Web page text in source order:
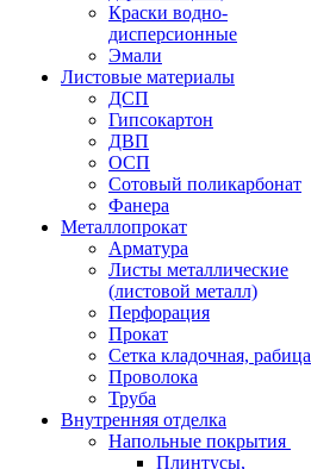
Краски водно-
дисперсионные
Эмали
Листовые материалы
ДСП
Гипсокартон
ДВП
ОСП
Сотовый поликарбонат
Фанера
Металлопрокат
Арматура
Листы металлические
(листовой металл)
Перфорация
Прокат
Сетка кладочная, рабица
Проволока
Труба
Внутренняя отделка
Напольные покрытия
Плинтусы,